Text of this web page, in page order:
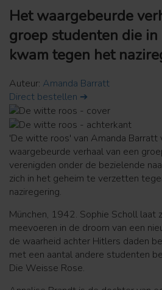
Het waargebeurde
groep studenten die
kwam tegen het
Auteur: Amanda Barratt
Direct bestellen ➔
'De witte roos' van Amanda
waargebeurde verhaal van een
verenigden onder de bezielende
zich in het geheim te verzetten
naziregering.
München, 1942. Sophie Scholl laat
meevoeren in de droom van een
de waarheid achter Hitlers daden
met een aantal andere studenten
Die Weisse Rose.